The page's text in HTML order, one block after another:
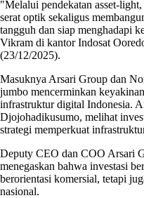
"Melalui pendekatan asset-
serat optik sekaligus
tangguh dan siap menghadapi
Vikram di kantor Indosat
(23/12/2025).
Masuknya Arsari Group dan
jumbo mencerminkan
infrastruktur digital Indonesia.
Djojohadikusumo, melihat
strategi memperkuat
Deputy CEO dan COO Arsari
menegaskan bahwa investasi
berorientasi komersial, tetapi
nasional.